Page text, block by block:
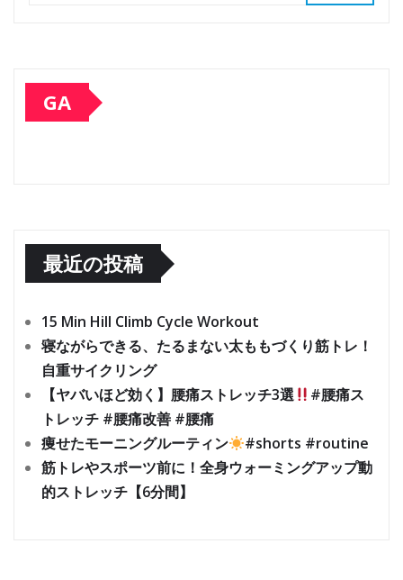
GA
最近の投稿
15 Min Hill Climb Cycle Workout
寝ながらできる、たるまない太ももづくり筋トレ！
自重サイクリング
【ヤバいほど効く】腰痛ストレッチ3選
#腰痛ス
トレッチ #腰痛改善 #腰痛
痩せたモーニングルーティン
#shorts #routine
筋トレやスポーツ前に！全身ウォーミングアップ動
的ストレッチ【6分間】